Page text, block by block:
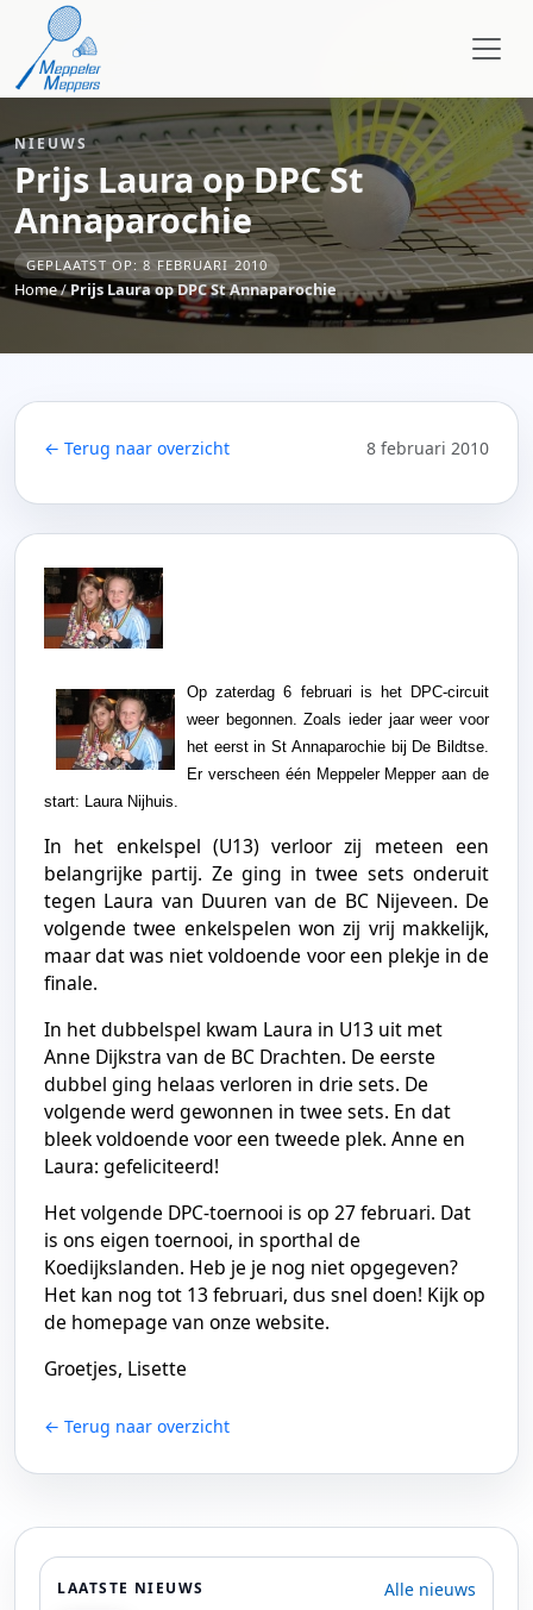
NIEUWS
Prijs Laura op DPC St
Annaparochie
GEPLAATST OP: 8 FEBRUARI 2010
Home/Prijs Laura op DPC St Annaparochie
← Terug naar overzicht 8 februari 2010
Op zaterdag 6 februari is het DPC-circuit
weer begonnen. Zoals ieder jaar weer voor
het eerst in St Annaparochie bij De Bildtse.
Er verscheen één Meppeler Mepper aan de
start: Laura Nijhuis.
In het enkelspel (U13) verloor zij meteen een
belangrijke partij. Ze ging in twee sets onderuit
tegen Laura van Duuren van de BC Nijeveen. De
volgende twee enkelspelen won zij vrij makkelijk,
maar dat was niet voldoende voor een plekje in de
finale.
In het dubbelspel kwam Laura in U13 uit met
Anne Dijkstra van de BC Drachten. De eerste
dubbel ging helaas verloren in drie sets. De
volgende werd gewonnen in twee sets. En dat
bleek voldoende voor een tweede plek. Anne en
Laura: gefeliciteerd!
Het volgende DPC-toernooi is op 27 februari. Dat
is ons eigen toernooi, in sporthal de
Koedijkslanden. Heb je je nog niet opgegeven?
Het kan nog tot 13 februari, dus snel doen! Kijk op
de homepage van onze website.
Groetjes, Lisette
← Terug naar overzicht
LAATSTE NIEUWS Alle nieuws